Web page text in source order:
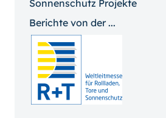
Sonnenschutz Projekte
Berichte von der ...